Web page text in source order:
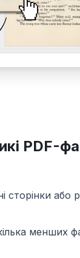
PDF-
сторінки або
менших